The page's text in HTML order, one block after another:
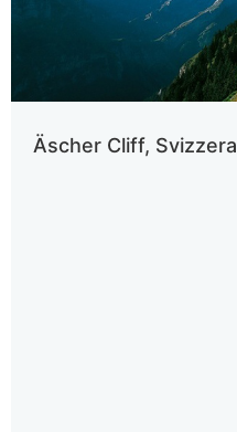
Äscher Cliff, Svizzera